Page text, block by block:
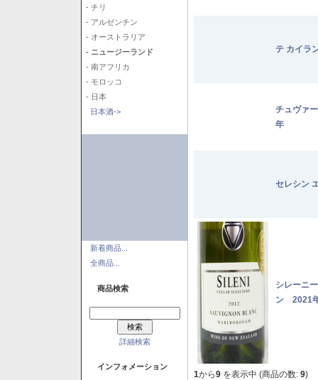
- チリ
- アルゼンチン
- オーストラリア
- ニュージーランド
- 南アフリカ
- モロッコ
- 日本
日本酒->
新着商品...
全商品...
商品検索
詳細検索
インフォメーション
テ カイ
チュヴァ
年
セレシン
シレーニ
ン 2021
1から9 を表示中 (商品の数: 9)